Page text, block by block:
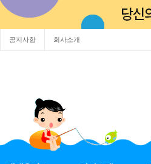
공지사항 회사소개